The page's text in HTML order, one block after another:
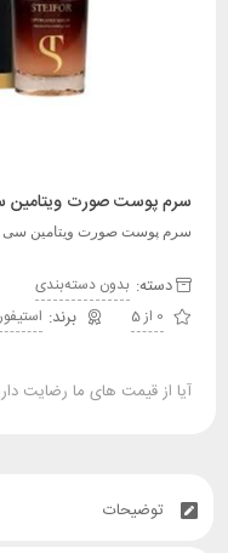
سرم پوست صورت ویتامین سی 20
سرم پوست صورت ویتامین سی 20 درصد
دسته: بدون دسته‌بندی
0 از 5
استیفور
آیا از قیمت های ما رضایت
توضیحات